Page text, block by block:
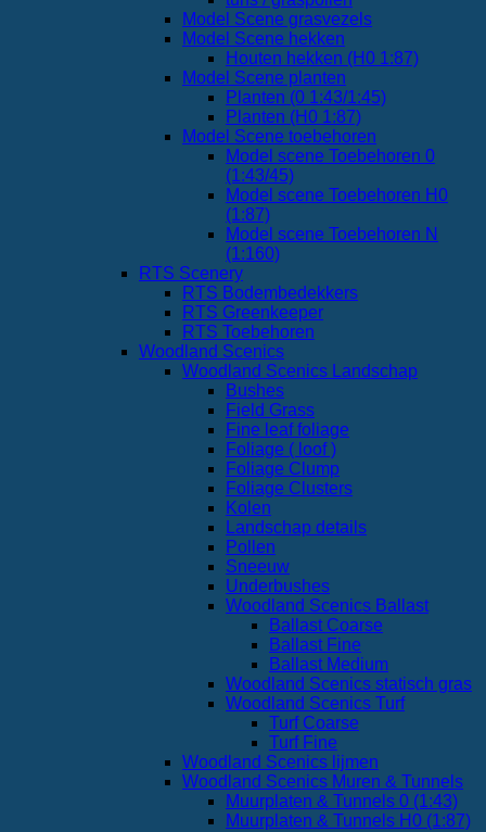
Model Scene grasvezels
Model Scene hekken
Houten hekken (H0 1:87)
Model Scene planten
Planten (0 1:43/1:45)
Planten (H0 1:87)
Model Scene toebehoren
Model scene Toebehoren 0
(1:43/45)
Model scene Toebehoren H0
(1:87)
Model scene Toebehoren N
(1:160)
RTS Scenery
RTS Bodembedekkers
RTS Greenkeeper
RTS Toebehoren
Woodland Scenics
Woodland Scenics Landschap
Bushes
Field Grass
Fine leaf foliage
Foliage ( loof )
Foliage Clump
Foliage Clusters
Kolen
Landschap details
Pollen
Sneeuw
Underbushes
Woodland Scenics Ballast
Ballast Coarse
Ballast Fine
Ballast Medium
Woodland Scenics statisch gras
Woodland Scenics Turf
Turf Coarse
Turf Fine
Woodland Scenics lijmen
Woodland Scenics Muren & Tunnels
Muurplaten & Tunnels 0 (1:43)
Muurplaten & Tunnels H0 (1:87)